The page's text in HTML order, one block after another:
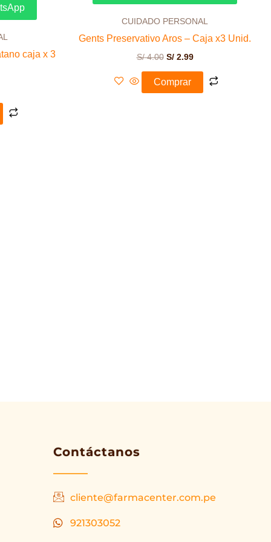
caja x 3
CUIDADO PERSONAL
Gents Preservativo Aros – Caja x3 Unid.
S/4.00 S/2.99
Comprar
Contáctanos
cliente@farmacenter.com.pe
921303052